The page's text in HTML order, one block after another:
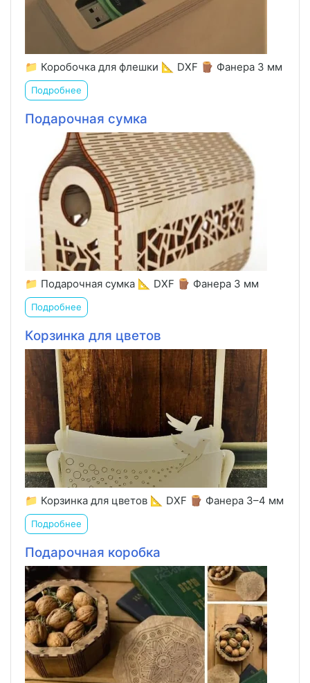
📁 Коробочка для флешки 📐 DXF 🪵 Фанера 3 мм
Подробнее
Подарочная сумка
📁 Подарочная сумка 📐 DXF 🪵 Фанера 3 мм
Подробнее
Корзинка для цветов
📁 Корзинка для цветов 📐 DXF 🪵 Фанера 3–4 мм
Подробнее
Подарочная коробка